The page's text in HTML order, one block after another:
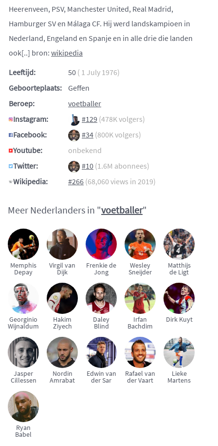
Heerenveen, PSV, Manchester United, Real Madrid,
Hamburger SV en Málaga CF. Hij werd landskampioen in
Nederland, Engeland en Spanje en in alle drie die landen
ook[..] bron: wikipedia
Leeftijd:
50 ( 1 July 1976)
Geboorteplaats:
Geffen
Beroep:
voetballer
Instagram:
#129 (478K volgers)
Facebook:
#34 (800K volgers)
Youtube:
onbekend
Twitter:
#10 (1.6M abonnees)
Wikipedia:
#266 (68,060 views in 2019)
Meer Nederlanders in "voetballer"
Memphis
Depay
Virgil van
Dijk
Frenkie de
Jong
Wesley
Sneijder
Matthijs
de Ligt
Georginio
Wijnaldum
Hakim
Ziyech
Daley
Blind
Irfan
Bachdim
Dirk Kuyt
Jasper
Cillessen
Nordin
Amrabat
Edwin van
der Sar
Rafael van
der Vaart
Lieke
Martens
Ryan
Babel